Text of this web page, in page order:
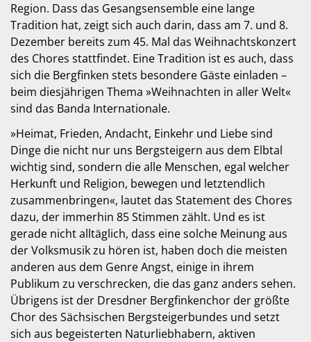
Region. Dass das Gesangsensemble eine lange
Tradition hat, zeigt sich auch darin, dass am 7. und 8.
Dezember bereits zum 45. Mal das Weihnachtskonzert
des Chores stattfindet. Eine Tradition ist es auch, dass
sich die Bergfinken stets besondere Gäste einladen –
beim diesjährigen Thema »Weihnachten in aller Welt«
sind das Banda Internationale.
»Heimat, Frieden, Andacht, Einkehr und Liebe sind
Dinge die nicht nur uns Bergsteigern aus dem Elbtal
wichtig sind, sondern die alle Menschen, egal welcher
Herkunft und Religion, bewegen und letztendlich
zusammenbringen«, lautet das Statement des Chores
dazu, der immerhin 85 Stimmen zählt. Und es ist
gerade nicht alltäglich, dass eine solche Meinung aus
der Volksmusik zu hören ist, haben doch die meisten
anderen aus dem Genre Angst, einige in ihrem
Publikum zu verschrecken, die das ganz anders sehen.
Übrigens ist der Dresdner Bergfinkenchor der größte
Chor des Sächsischen Bergsteigerbundes und setzt
sich aus begeisterten Naturliebhabern, aktiven